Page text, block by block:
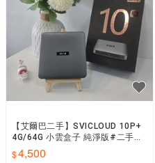
【艾爾巴二手】SVICLOUD 10P+
4G/64G 小雲盒子 純淨版#二手電
視盒#保固中#岡山店8E74A
4,500